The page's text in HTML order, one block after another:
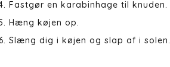
Fastgør en karabinhage til knuden.
Hæng køjen op.
Slæng dig i køjen og slap af i solen.